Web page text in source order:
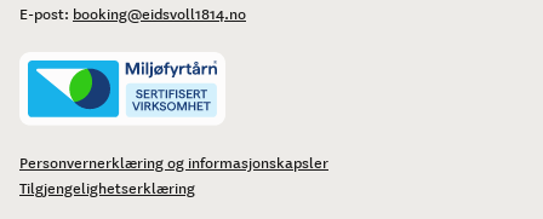
E-post: booking@eidsvoll1814.no
Personvernerklæring og informasjonskapsler
Tilgjengelighetserklæring